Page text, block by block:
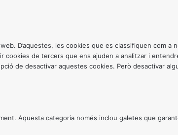
D’aquestes, les cookies que es classifiquen com a
de tercers que ens ajuden a analitzar i
de desactivar aquestes cookies. Però desactivar
Aquesta categoria només inclou galetes que